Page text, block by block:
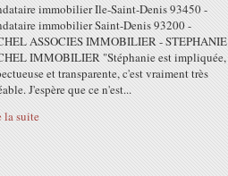
immobilier Ile-Saint-Denis 93450 -
immobilier Saint-Denis 93200 -
ASSOCIES IMMOBILIER - STEPHANIE
IMMOBILIER "Stéphanie est impliquée,
et transparente, c'est vraiment très
J'espère que ce n'est...
la suite